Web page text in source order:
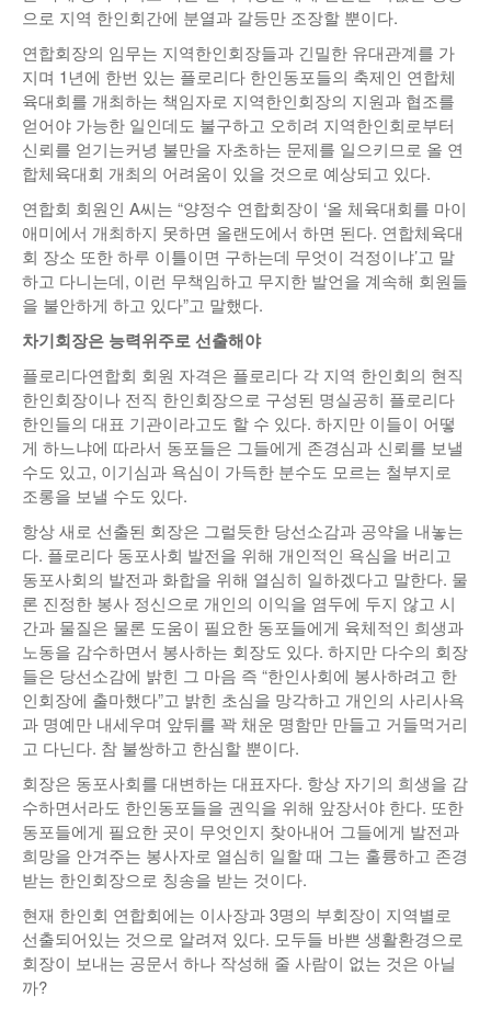
으로 지역 한인회간에 분열과 갈등만 조장할 뿐이다.
연합회장의 임무는 지역한인회장들과 긴밀한 유대관계를 가
지며 1년에 한번 있는 플로리다 한인동포들의 축제인 연합체
육대회를 개최하는 책임자로 지역한인회장의 지원과 협조를
얻어야 가능한 일인데도 불구하고 오히려 지역한인회로부터
신뢰를 얻기는커녕 불만을 자초하는 문제를 일으키므로 올 연
합체육대회 개최의 어려움이 있을 것으로 예상되고 있다.
연합회 회원인 A씨는 “양정수 연합회장이 ‘올 체육대회를 마이
애미에서 개최하지 못하면 올랜도에서 하면 된다. 연합체육대
회 장소 또한 하루 이틀이면 구하는데 무엇이 걱정이냐’고 말
하고 다니는데, 이런 무책임하고 무지한 발언을 계속해 회원들
을 불안하게 하고 있다”고 말했다.
차기회장은 능력위주로 선출해야
플로리다연합회 회원 자격은 플로리다 각 지역 한인회의 현직
한인회장이나 전직 한인회장으로 구성된 명실공히 플로리다
한인들의 대표 기관이라고도 할 수 있다. 하지만 이들이 어떻
게 하느냐에 따라서 동포들은 그들에게 존경심과 신뢰를 보낼
수도 있고, 이기심과 욕심이 가득한 분수도 모르는 철부지로
조롱을 보낼 수도 있다.
항상 새로 선출된 회장은 그럴듯한 당선소감과 공약을 내놓는
다. 플로리다 동포사회 발전을 위해 개인적인 욕심을 버리고
동포사회의 발전과 화합을 위해 열심히 일하겠다고 말한다. 물
론 진정한 봉사 정신으로 개인의 이익을 염두에 두지 않고 시
간과 물질은 물론 도움이 필요한 동포들에게 육체적인 희생과
노동을 감수하면서 봉사하는 회장도 있다. 하지만 다수의 회장
들은 당선소감에 밝힌 그 마음 즉 “한인사회에 봉사하려고 한
인회장에 출마했다”고 밝힌 초심을 망각하고 개인의 사리사욕
과 명예만 내세우며 앞뒤를 꽉 채운 명함만 만들고 거들먹거리
고 다닌다. 참 불쌍하고 한심할 뿐이다.
회장은 동포사회를 대변하는 대표자다. 항상 자기의 희생을 감
수하면서라도 한인동포들을 권익을 위해 앞장서야 한다. 또한
동포들에게 필요한 곳이 무엇인지 찾아내어 그들에게 발전과
희망을 안겨주는 봉사자로 열심히 일할 때 그는 훌륭하고 존경
받는 한인회장으로 칭송을 받는 것이다.
현재 한인회 연합회에는 이사장과 3명의 부회장이 지역별로
선출되어있는 것으로 알려져 있다. 모두들 바쁜 생활환경으로
회장이 보내는 공문서 하나 작성해 줄 사람이 없는 것은 아닐
까?